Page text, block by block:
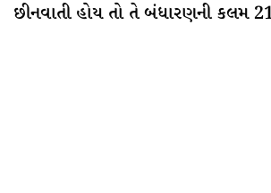
છીનવાતી હોય તો તે બંધારણની કલમ